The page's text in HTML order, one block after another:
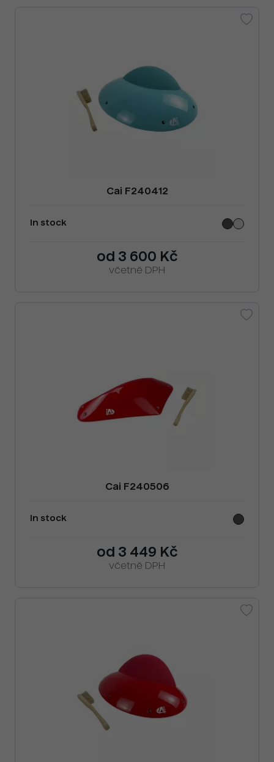
Cai F240412
In stock
od 3 600 Kč
včetně DPH
Cai F240506
In stock
od 3 449 Kč
včetně DPH